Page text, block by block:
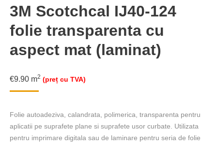
3M Scotchcal IJ40-124
folie transparenta cu
aspect mat (laminat)
€9.90 m2 (preț cu TVA)
Folie autoadeziva, calandrata, polimerica, transparenta pentru
aplicatii pe suprafete plane si suprafete usor curbate. Utilizata
pentru imprimare digitala sau de laminare pentru seria de folie